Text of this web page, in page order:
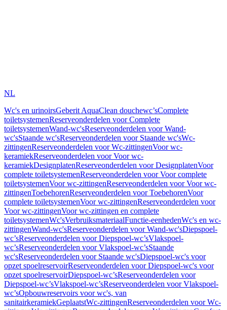
NL
Wc's en urinoirsGeberit AquaClean douchewc’sComplete
toiletsystemenReserveonderdelen voor Complete
toiletsystemenWand-wc'sReserveonderdelen voor Wand-
wc'sStaande wc'sReserveonderdelen voor Staande wc'sWc-
zittingenReserveonderdelen voor Wc-zittingenVoor wc-
keramiekReserveonderdelen voor Voor wc-
keramiekDesignplatenReserveonderdelen voor DesignplatenVoor
complete toiletsystemenReserveonderdelen voor Voor complete
toiletsystemenVoor wc-zittingenReserveonderdelen voor Voor wc-
zittingenToebehorenReserveonderdelen voor ToebehorenVoor
complete toiletsystemenVoor wc-zittingenReserveonderdelen voor
Voor wc-zittingenVoor wc-zittingen en complete
toiletsystemenWc'sVerbruiksmateriaalFunctie-eenhedenWc's en wc-
zittingenWand-wc'sReserveonderdelen voor Wand-wc'sDiepspoel-
wc’sReserveonderdelen voor Diepspoel-wc’sVlakspoel-
wc’sReserveonderdelen voor Vlakspoel-wc’sStaande
wc'sReserveonderdelen voor Staande wc'sDiepspoel-wc's voor
opzet spoelreservoirReserveonderdelen voor Diepspoel-wc's voor
opzet spoelreservoirDiepspoel-wc’sReserveonderdelen voor
Diepspoel-wc’sVlakspoel-wc’sReserveonderdelen voor Vlakspoel-
wc’sOpbouwreservoirs voor wc's, van
sanitairkeramiekGeplaatstWc-zittingenReserveonderdelen voor Wc-